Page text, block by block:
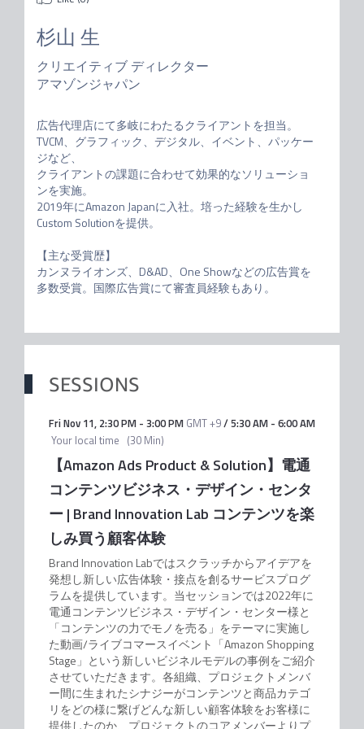
杉山 生
クリエイティブ ディレクター
アマゾンジャパン
広告代理店にて多岐にわたるクライアントを担当。
TVCM、グラフィック、デジタル、イベント、パッケー
ジなど、
クライアントの課題に合わせて効果的なソリューショ
ンを実施。
2019年にAmazon Japanに入社。培った経験を生かし
Custom Solutionを提供。
【主な受賞歴】
カンヌライオンズ、D&AD、One Showなどの広告賞を
多数受賞。国際広告賞にて審査員経験もあり。
SESSIONS
Fri Nov 11, 2:30 PM- 3:00 PM GMT +9/5:30 AM- 6:00 AM
Your local time (30 Min)
【Amazon Ads Product & Solution】電通
コンテンツビジネス・デザイン・センタ
ー | Brand Innovation Lab コンテンツを楽
しみ買う顧客体験
Brand Innovation Labではスクラッチからアイデアを
発想し新しい広告体験・接点を創るサービスプログ
ラムを提供しています。当セッションでは2022年に
電通コンテンツビジネス・デザイン・センター様と
「コンテンツの力でモノを売る」をテーマに実施し
た動画/ライブコマースイベント「Amazon Shopping
Stage」という新しいビジネルモデルの事例をご紹介
させていただきます。各組織、プロジェクトメンバ
ー間に生まれたシナジーがコンテンツと商品カテゴ
リをどの様に繋げどんな新しい顧客体験をお客様に
提供したのか、プロジェクトのコアメンバーよりプ